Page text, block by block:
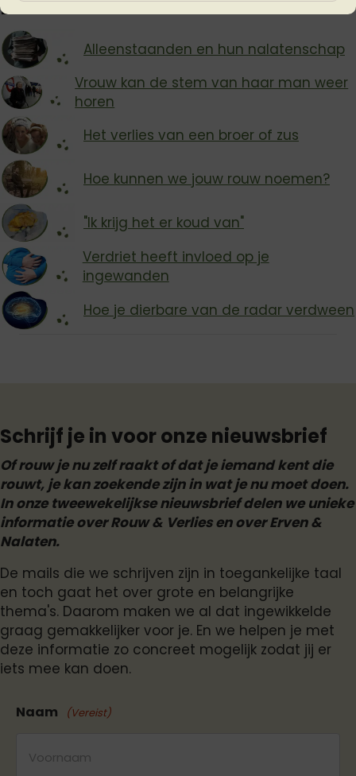
Alleenstaanden en hun nalatenschap
Vrouw kan de stem van haar man weer
horen
Het verlies van een broer of zus
Hoe kunnen we jouw rouw noemen?
"Ik krijg het er koud van"
Verdriet heeft invloed op je
ingewanden
Hoe je dierbare van de radar verdween
Schrijf je in voor onze nieuwsbrief
Of rouw je nu zelf raakt of dat je iemand kent die
rouwt, je kan zoekende zijn in wat je nu moet doen.
In onze tweewekelijkse nieuwsbrief delen we unieke
informatie over Rouw & Verlies en over Erven &
Nalaten.
De mails die we schrijven zijn in toegankelijke taal
en toch gaat het over grote en belangrijke
thema's. Daarom maken we al dat ingewikkelde
graag gemakkelijker voor je. En we helpen je met
deze informatie zo concreet mogelijk zodat jij er
iets mee kan doen.
Naam (Vereist)